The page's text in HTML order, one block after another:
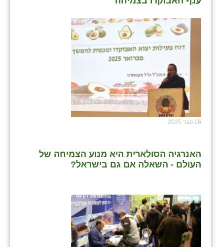
26 פבר 2025
האנרגיה הסולארית היא מנוע הצמיחה של
העולם - השאלה אם גם בישראל?